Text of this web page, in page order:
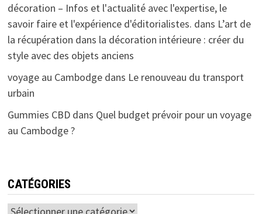
décoration – Infos et l'actualité avec l'expertise, le
savoir faire et l'expérience d'éditorialistes. dans L’art de
la récupération dans la décoration intérieure : créer du
style avec des objets anciens
voyage au Cambodgedans Le renouveau du transport
urbain
Gummies CBDdans Quel budget prévoir pour un voyage
au Cambodge ?
CATÉGORIES
Catégories